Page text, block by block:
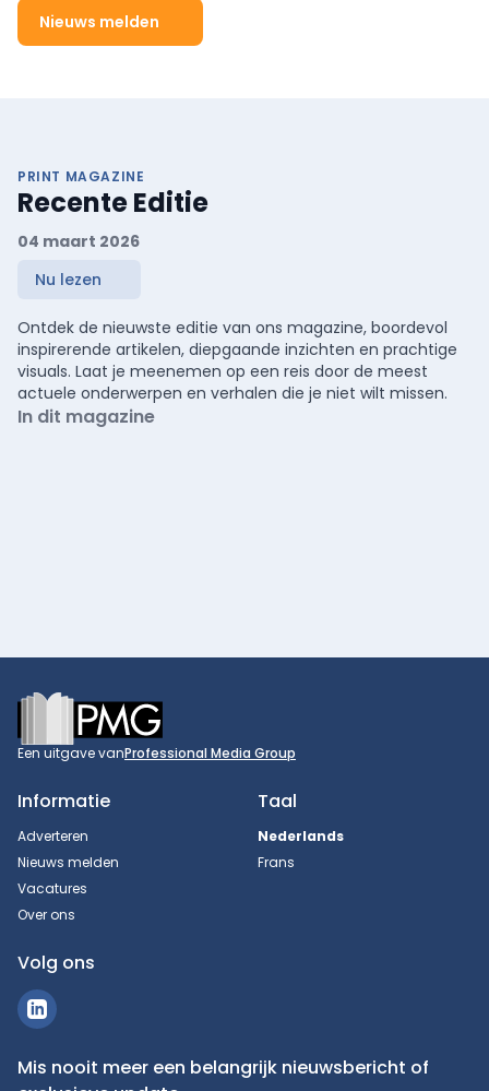
Nieuws melden
PRINT MAGAZINE
Recente Editie
04 maart 2026
Nu lezen
Ontdek de nieuwste editie van ons magazine, boordevol
inspirerende artikelen, diepgaande inzichten en prachtige
visuals. Laat je meenemen op een reis door de meest
actuele onderwerpen en verhalen die je niet wilt missen.
In dit magazine
Footer
Een uitgave vanProfessional Media Group
Informatie
Adverteren
Nieuws melden
Vacatures
Over ons
Taal
Nederlands
Frans
Volg ons
Mis nooit meer een belangrijk nieuwsbericht of